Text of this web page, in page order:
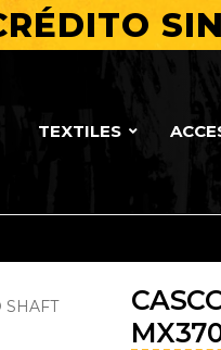
TEXTILES
SHAFT